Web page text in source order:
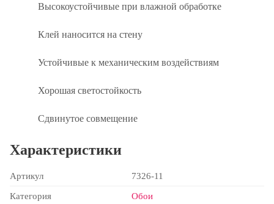
Характеристики
Артикул 7326-11
Категория Обои
Высокоустойчивые при влажной обработке
Клей наносится на стену
Устойчивые к механическим воздействиям
Хорошая светостойкость
Сдвинутое совмещение